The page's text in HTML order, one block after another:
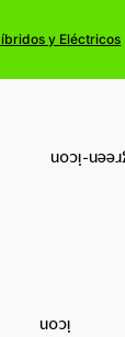
y Eléctricos